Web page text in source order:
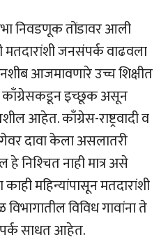
निवडणूक तोंडावर आली
जनसंपर्क वाढवला
आजमावणारे उच्च शिक्षीत
काँग्रेसकडून इच्छूक असून
आहेत. काँग्रेस-राष्ट्रवादी व
दावा केला असलातरी
निश्‍चित नाही मात्र असे
महिन्यांपासून मतदारांशी
विविध गावांना ते
साधत आहेत.